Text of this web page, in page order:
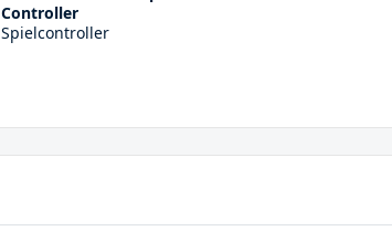
Controller
Spielcontroller